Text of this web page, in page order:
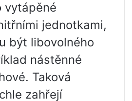
vytápěné
jednotkami,
být libovolného
nástěnné
Taková
zahřejí